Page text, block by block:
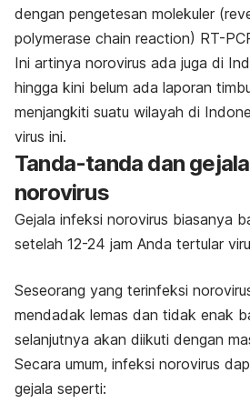
dengan pengetesan molekuler (
polymerase chain reaction) RT-
Ini artinya norovirus ada juga di
hingga kini belum ada laporan
menjangkiti suatu wilayah di
virus ini.
Tanda-tanda dan
norovirus
Gejala infeksi norovirus biasanya
setelah 12-24 jam Anda tertular
Seseorang yang terinfeksi
mendadak lemas dan tidak enak
selanjutnya akan diikuti dengan
Secara umum, infeksi norovirus
gejala seperti: